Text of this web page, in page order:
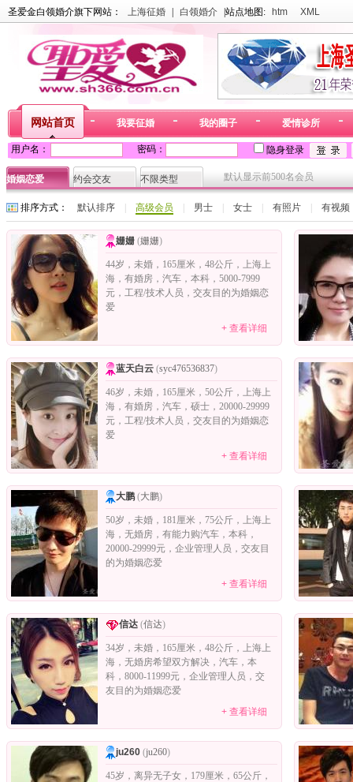
圣爱金白领婚介旗下网站： 上海征婚 白领婚介 |站点地图: htm XML
网站首页 我要征婚 我的圈子 爱情诊所
用户名： 密码： 隐身登录
婚姻恋爱 约会交友 不限类型 默认显示前500名会员
排序方式： 默认排序| 高级会员 男士| 女士| 有照片| 有视频
姗姗(姗姗)
44岁，未婚，165厘米，48公斤，上海上
海，有婚房，汽车，本科，5000-7999
元，工程/技术人员，交友目的为婚姻恋
爱
+ 查看详细
蓝天白云(syc476536837)
46岁，未婚，165厘米，50公斤，上海上
海，有婚房，汽车，硕士，20000-29999
元，工程/技术人员，交友目的为婚姻恋
爱
+ 查看详细
大鹏(大鹏)
50岁，未婚，181厘米，75公斤，上海上
海，无婚房，有能力购汽车，本科，
20000-29999元，企业管理人员，交友目
的为婚姻恋爱
+ 查看详细
信达(信达)
34岁，未婚，165厘米，48公斤，上海上
海，无婚房希望双方解决，汽车，本
科，8000-11999元，企业管理人员，交
友目的为婚姻恋爱
+ 查看详细
ju260(ju260)
45岁，离异无子女，179厘米，65公斤，